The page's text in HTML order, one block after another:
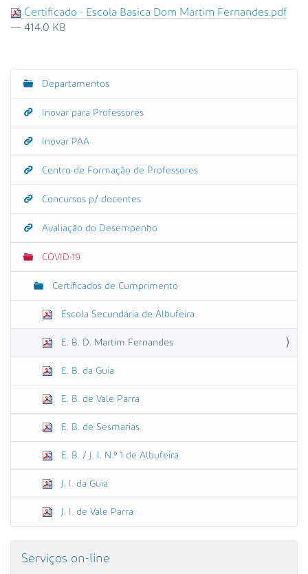
a
A
n
Certificado - Escola Basica Dom Martim Fernandes.pdf
— 414.0 KB
N
e
a
ã
o
Departamentos
Inovar para Professores
Inovar PAA
Centro de Formação de Professores
Concursos p/ docentes
Avaliação do Desempenho
COVID-19
Certificados de Cumprimento
Escola Secundária de Albufeira
E. B. D. Martim Fernandes
E. B. da Guia
E. B. de Vale Parra
E. B. de Sesmarias
E. B. / J. I. N.º 1 de Albufeira
J. I. da Guia
J. I. de Vale Parra
Serviços on-line